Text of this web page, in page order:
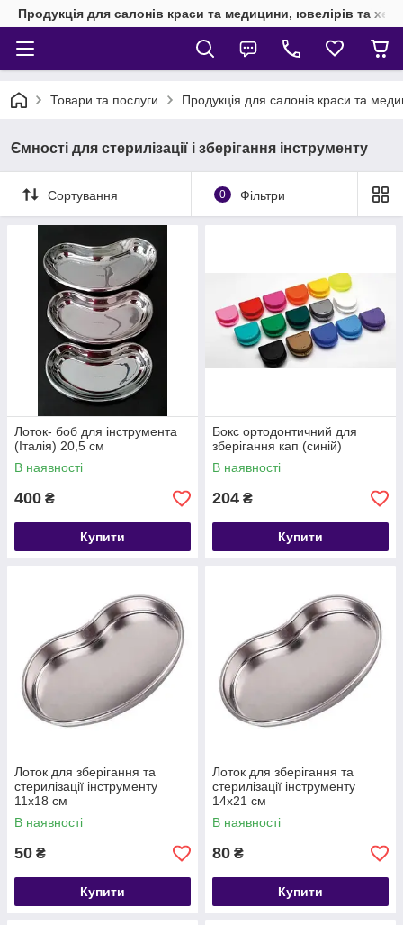
Продукція для салонів краси та медицини, ювелірів та
Товари та послуги Продукція для салонів краси та
Ємності для стерилізації і зберігання інструменту
Сортування 0 Фільтри
Лоток- боб для інструмента
(Італія) 20,5 см
В наявності
400 ₴
Купити
Бокс ортодонтичний для
зберігання кап (синій)
В наявності
204 ₴
Купити
Лоток для зберігання та
стерилізації інструменту
11х18 см
В наявності
50 ₴
Купити
Лоток для зберігання та
стерилізації інструменту
14х21 см
В наявності
80 ₴
Купити